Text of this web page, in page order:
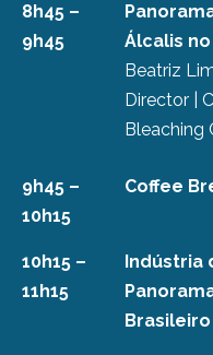
8h45 –
9h45
Álcalis
Beatriz
Director |
Bleaching
9h45 –
10h15
Coffee
10h15 –
11h15
Indústria
Brasileiro